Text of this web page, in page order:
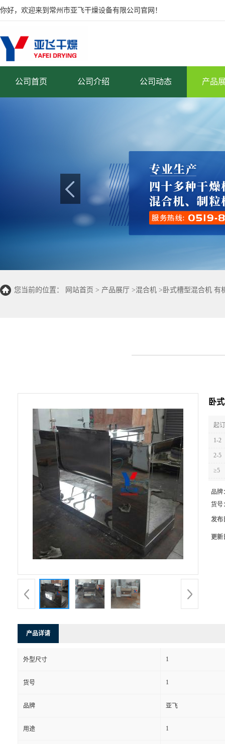
你好，欢迎来到常州市亚飞干燥设备有限公司官网！
公司首页 公司介绍 公司动态 产品
您当前的位置： 网站首页 > 产品展厅 >混合机 > 卧式槽型混合机 有
卧
起
1-2
2-5
≥5
品牌
货号
发布
更新
产品详请
外型尺寸 1
货号 1
品牌 亚飞
用途 1